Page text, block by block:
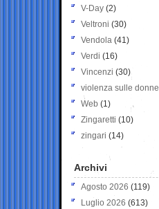
V-Day (2)
Veltroni (30)
Vendola (41)
Verdi (16)
Vincenzi (30)
violenza sulle donne
Web (1)
Zingaretti (10)
zingari (14)
Archivi
Agosto 2026 (119)
Luglio 2026 (613)